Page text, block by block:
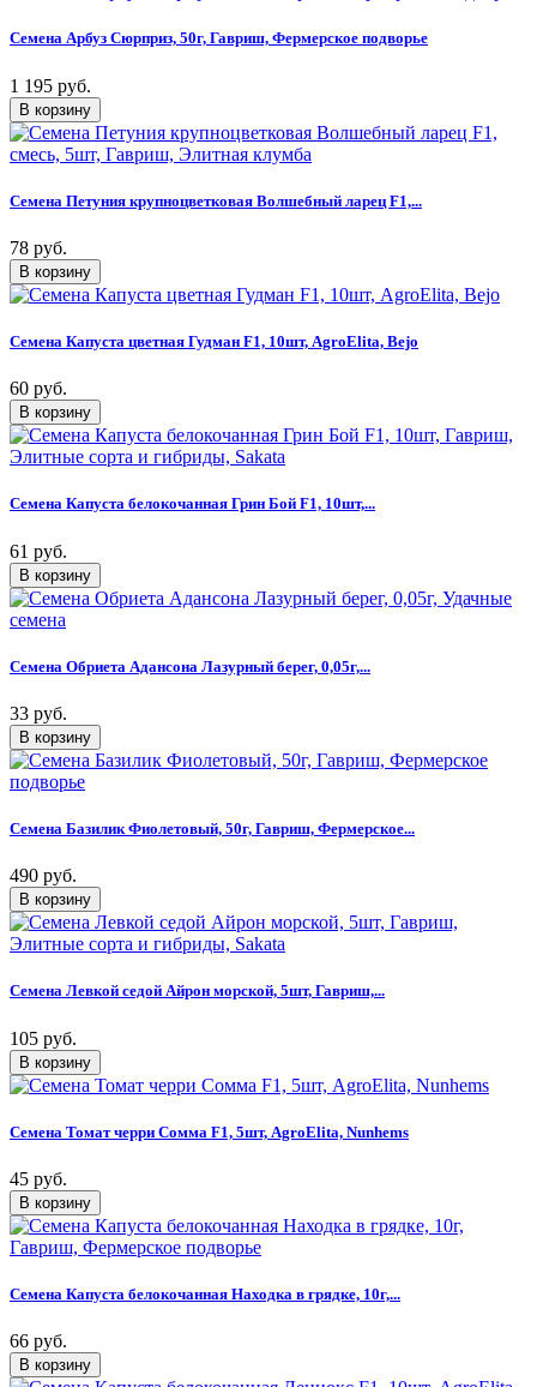
Семена Арбуз Сюрприз, 50г, Гавриш, Фермерское подворье
1 195 руб.
Семена Петуния крупноцветковая Волшебный ларец F1,...
78 руб.
Семена Капуста цветная Гудман F1, 10шт, AgroElita, Bejo
60 руб.
Семена Капуста белокочанная Грин Бой F1, 10шт,...
61 руб.
Семена Обриета Адансона Лазурный берег, 0,05г,...
33 руб.
Семена Базилик Фиолетовый, 50г, Гавриш, Фермерское...
490 руб.
Семена Левкой седой Айрон морской, 5шт, Гавриш,...
105 руб.
Семена Томат черри Сомма F1, 5шт, AgroElita, Nunhems
45 руб.
Семена Капуста белокочанная Находка в грядке, 10г,...
66 руб.